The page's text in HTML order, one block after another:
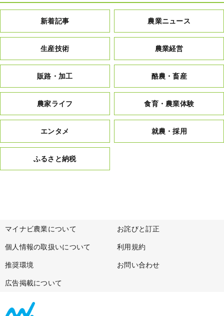
新着記事 農業ニュース
生産技術 農業経営
販路・加工 酪農・畜産
農家ライフ 食育・農業体験
エンタメ 就農・採用
ふるさと納税
マイナビ農業について お詫びと訂正
個人情報の取扱いについて 利用規約
推奨環境 お問い合わせ
広告掲載について